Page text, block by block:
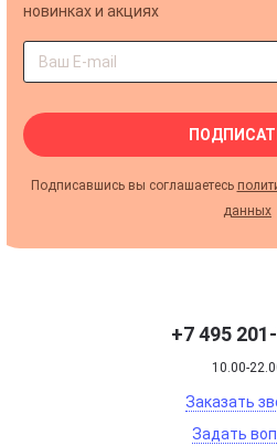
новинках и акциях
Подписавшись вы соглашаетесь
данных
+7 495
10.00-
Заказать
Задать